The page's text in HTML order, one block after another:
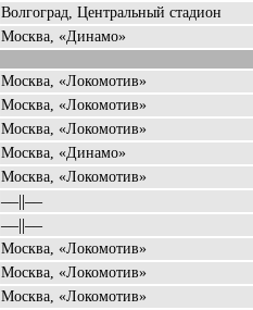
Волгоград, Центральный стадион
Москва, «Динамо»
Москва, «Локомотив»
Москва, «Локомотив»
Москва, «Локомотив»
Москва, «Динамо»
Москва, «Локомотив»
––||––
––||––
Москва, «Локомотив»
Москва, «Локомотив»
Москва, «Локомотив»